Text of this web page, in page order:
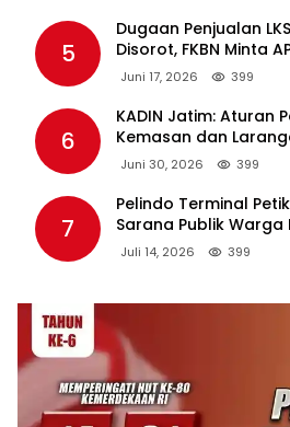
5
Dugaan Penjualan
Disorot, FKBN Minta
Pendidikan Bertindak
Juni 17, 2026 399
6
KADIN Jatim: Aturan
Kemasan dan
Tambahan
Juni 30, 2026 399
7
Pelindo Terminal
Sarana Publik Warga
Lamong Lewat
Juli 14, 2026 399